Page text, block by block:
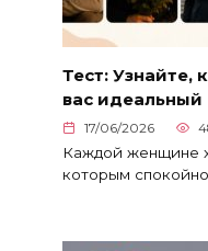
Тест: Узнайте,
вас идеальный
17/06/2026
Каждой женщине
которым спокойно